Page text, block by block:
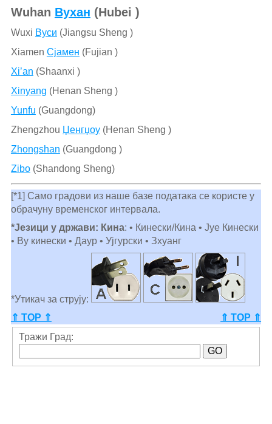
Wuhan Вухан (Hubei )
Wuxi Вуси (Jiangsu Sheng )
Xiamen Сјамен (Fujian )
Xi’an (Shaanxi )
Xinyang (Henan Sheng )
Yunfu (Guangdong)
Zhengzhou Џенгџоу(Henan Sheng )
Zhongshan (Guangdong )
Zibo(Shandong Sheng)
[*1] Само градови из наше базе података се користе у
обрачуну временског интервала.
*Језици у држави: Кина: • Кинески/Кина • Јуе Кинески
• Ву кинески • Даур • Ујгурски • Зхуанг
*Утикач за струју:
⇑ TOP ⇑
⇑ TOP ⇑
Тражи Град: